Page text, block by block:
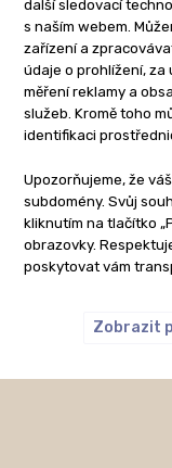
další sledovací
s naším webem.
zařízení a
údaje o prohlížení, za
měření reklamy a
služeb. Kromě toho
identifikaci
Upozorňujeme, že
subdomény. Svůj
kliknutím na tlačítko
obrazovky.
poskytovat vám
Zobrazit